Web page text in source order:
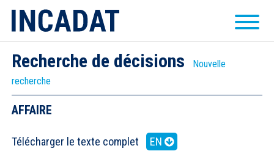
Recherche de décisions
Nouvelle
recherche
AFFAIRE
Télécharger le texte complet EN